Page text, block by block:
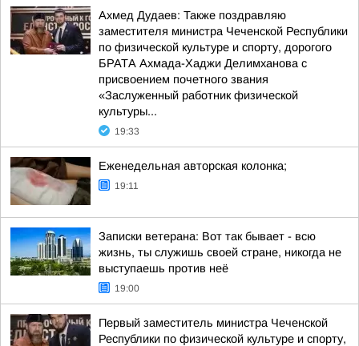
Ахмед Дудаев: Также поздравляю
заместителя министра Чеченской Республики
по физической культуре и спорту, дорогого
БРАТА Ахмада-Хаджи Делимханова с
присвоением почетного звания
«Заслуженный работник физической
культуры...
19:33
Еженедельная авторская колонка;
19:11
Записки ветерана: Вот так бывает - всю
жизнь, ты служишь своей стране, никогда не
выступаешь против неё
19:00
Первый заместитель министра Чеченской
Республики по физической культуре и спорту,